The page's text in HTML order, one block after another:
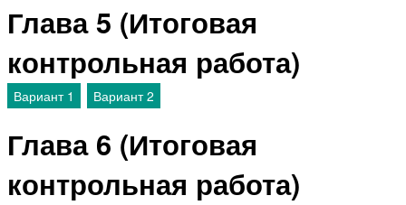
Глава 5 (Итоговая
контрольная работа)
Вариант 1 Вариант 2
Глава 6 (Итоговая
контрольная работа)